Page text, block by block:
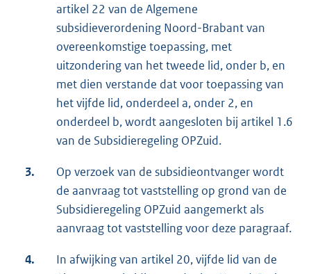
artikel 22 van de Algemene
subsidieverordening Noord-Brabant van
overeenkomstige toepassing, met
uitzondering van het tweede lid, onder b, en
met dien verstande dat voor toepassing van
het vijfde lid, onderdeel a, onder 2, en
onderdeel b, wordt aangesloten bij artikel 1.6
van de Subsidieregeling OPZuid.
3.
Op verzoek van de subsidieontvanger wordt
de aanvraag tot vaststelling op grond van de
Subsidieregeling OPZuid aangemerkt als
aanvraag tot vaststelling voor deze paragraaf.
4.
In afwijking van artikel 20, vijfde lid van de